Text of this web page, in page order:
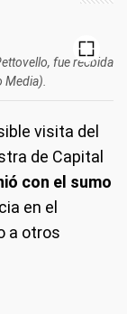
fue recbida
visita del
de Capital
con el sumo
en el
a otros